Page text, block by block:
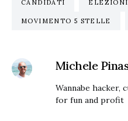
CANDIDATI ELEZIONI
MOVIMENTO 5 STELLE
Michele
Wannabe hacker,
for fun and profit